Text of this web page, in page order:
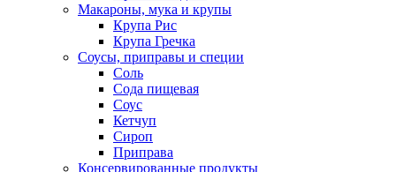
Макароны, мука и крупы
Крупа Рис
Крупа Гречка
Соусы, приправы и специи
Соль
Сода пищевая
Соус
Кетчуп
Сироп
Приправа
Консервированные продукты